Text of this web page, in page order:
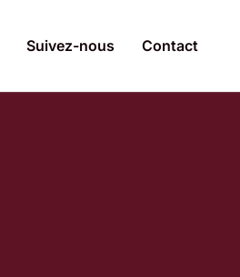
Suivez-nous Contact